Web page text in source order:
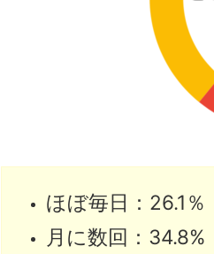
ほぼ毎日：26.1％
月に数回：34.8%